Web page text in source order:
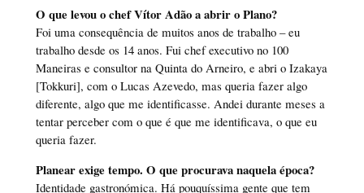
O que levou o chef Vítor Adão a abrir o Plano?
Foi uma consequência de muitos anos de trabalho – eu
trabalho desde os 14 anos. Fui chef executivo no 100
Maneiras e consultor na Quinta do Arneiro, e abri o Izakaya
[Tokkuri], com o Lucas Azevedo, mas queria fazer algo
diferente, algo que me identificasse. Andei durante meses a
tentar perceber com o que é que me identificava, o que eu
queria fazer.
Planear exige tempo. O que procurava naquela época?
Identidade gastronómica. Há pouquíssima gente que tem